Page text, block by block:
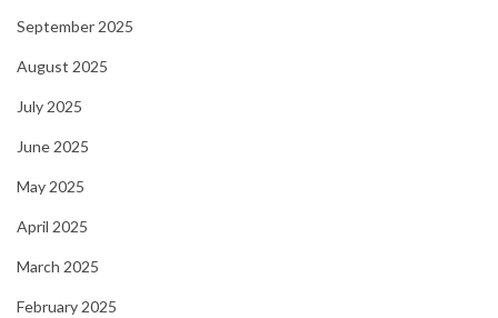
September 2025
August 2025
July 2025
June 2025
May 2025
April 2025
March 2025
February 2025